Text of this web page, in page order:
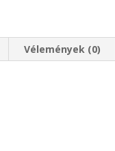
Vélemények (0)